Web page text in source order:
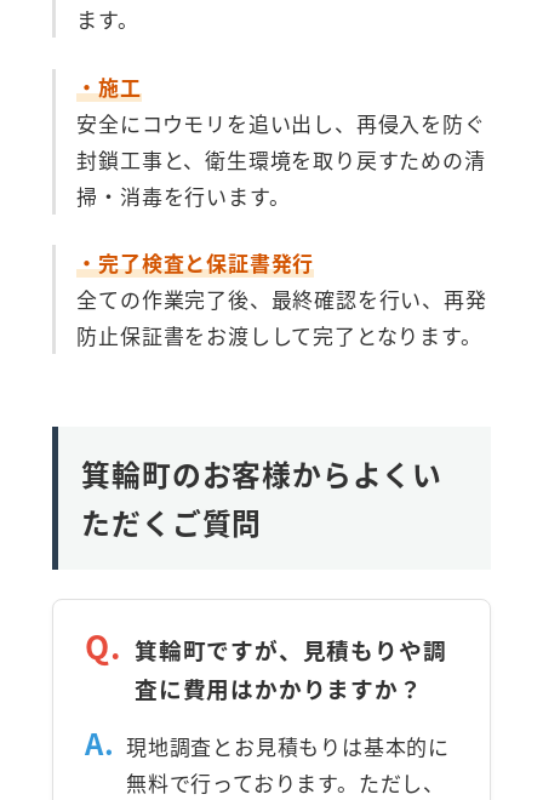
ます。
・施工
安全にコウモリを追い出し、再侵入を防ぐ
封鎖工事と、衛生環境を取り戻すための清
掃・消毒を行います。
・完了検査と保証書発行
全ての作業完了後、最終確認を行い、再発
防止保証書をお渡しして完了となります。
箕輪町のお客様からよくい
ただくご質問
Q. 箕輪町ですが、見積もりや調
査に費用はかかりますか？
A. 現地調査とお見積もりは基本的に
無料で行っております。ただし、